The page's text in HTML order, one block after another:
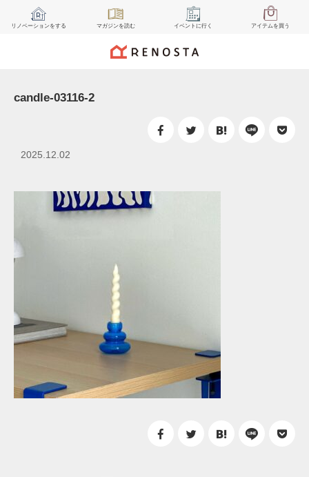
リノベーションをする マガジンを読む イベント に行く アイテムを買う
candle-03116-2
2025.12.02